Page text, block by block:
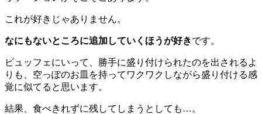
これが好きじゃありません。
なにもないところに追加していくほうが好きです。
ビュッフェにいって、勝手に盛り付けられたのを出されるよ
りも、空っぽのお皿を持ってワクワクしながら盛り付ける感
覚に似てると思います。
結果、食べきれずに残してしまうとしても…。